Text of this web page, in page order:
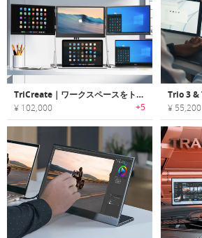
TriCreate｜ワークスペースをトリプルスクリーンディスプレイ
¥ 102,000 +5 ¥ 55,200